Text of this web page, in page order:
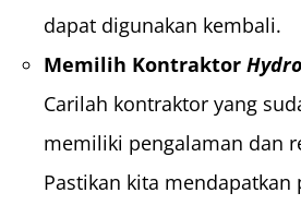
dapat digunakan kembali.
Memilih Kontraktor
Carilah kontraktor yang
memiliki pengalaman dan
Pastikan kita mendapatkan